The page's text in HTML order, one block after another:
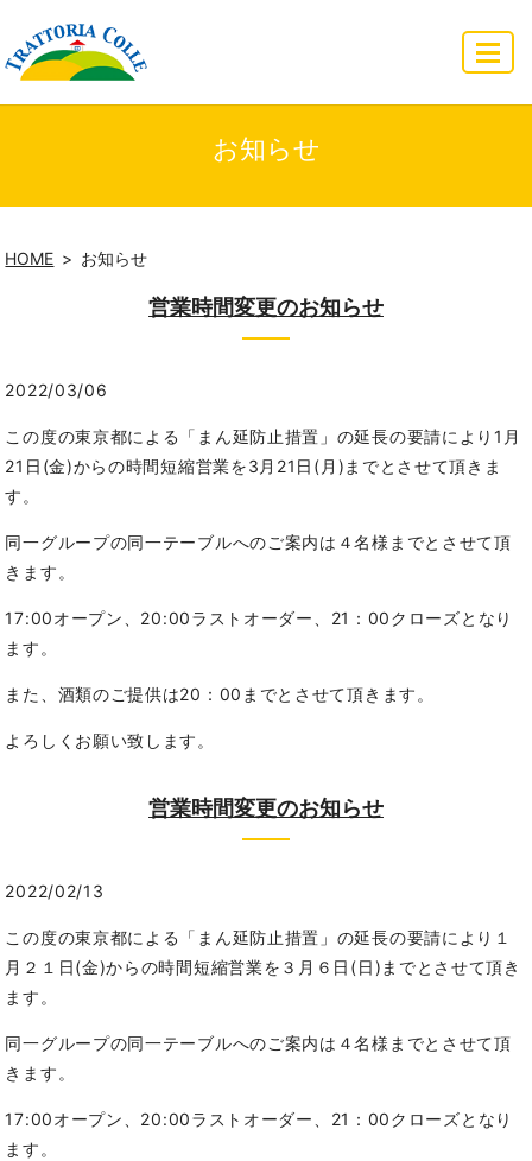
お知らせ
HOME お知らせ
営業時間変更のお知らせ
2022/03/06
この度の東京都による「まん延防止措置」の延長の要請により1月
21日(金)からの時間短縮営業を3月21日(月)までとさせて頂きま
す。
同一グループの同一テーブルへのご案内は４名様までとさせて頂
きます。
17:00オープン、20:00ラストオーダー、21：00クローズとなり
ます。
また、酒類のご提供は20：00までとさせて頂きます。
よろしくお願い致します。
営業時間変更のお知らせ
2022/02/13
この度の東京都による「まん延防止措置」の延長の要請により１
月２１日(金)からの時間短縮営業を３月６日(日)までとさせて頂き
ます。
同一グループの同一テーブルへのご案内は４名様までとさせて頂
きます。
17:00オープン、20:00ラストオーダー、21：00クローズとなり
ます。